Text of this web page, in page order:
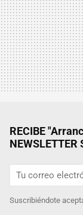
RECIBE
NEWSLETTER
Suscribiéndote